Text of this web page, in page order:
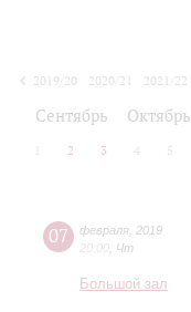
2019/20
2020/21 2021/22
Сентябрь Октябрь
2 3 4 5
07 февраля 2019
20:00 Чт
Большой зал